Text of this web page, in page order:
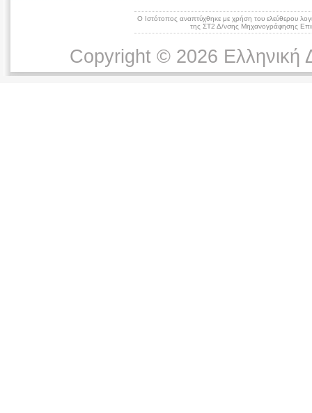
Ο Ιστότοπος αναπτύχθηκε με χρήση του ελεύθερου
της ΣΤ2 Δ/νσης Μηχανογράφησης
Copyright © 2026